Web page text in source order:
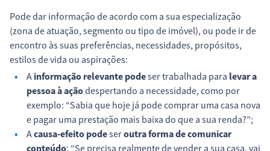
Pode dar informação de acordo com a sua especialização
(zona de atuação, segmento ou tipo de imóvel), ou pode ir de
encontro às suas preferências, necessidades, propósitos,
estilos de vida ou aspirações:
A informação relevante podeser trabalhada para levar a
pessoa à açãodespertando a necessidade, como por
exemplo: “Sabia que hoje já pode comprar uma casa nova
e pagar uma prestação mais baixa do que a sua renda?”;
Acausa-efeito podeseroutra forma de comunicar
conteúdo: “Se precisa realmente de vender a sua casa, vai